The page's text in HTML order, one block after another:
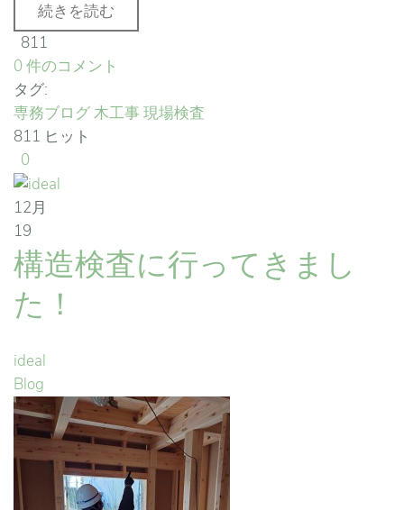
続きを読む
811
0 件のコメント
タグ:
専務ブログ木工事 現場検査
811 ヒット
0
12月
19
構造検査に行ってきまし
た！
ideal
Blog